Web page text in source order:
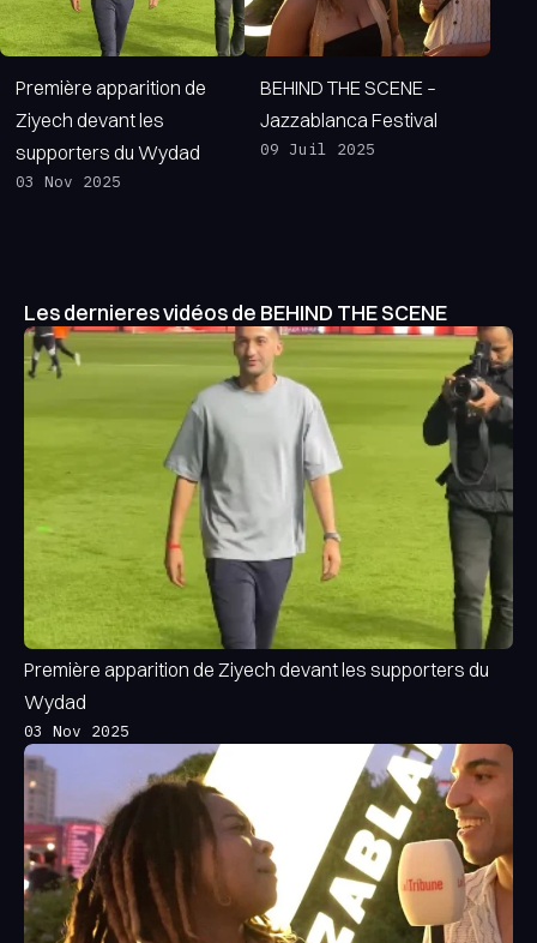
expérience collective.
Dans cet épisode, vivez les instants magiques et
cœur du festival, loin de la scène, mais au plus près de
Version complète sur YouTube.
Première apparition de
Ziyech devant les
supporters du Wydad
03 Nov 2025
BEHIND THE SCENE –
Jazzablanca Festival
09 Juil 2025
Les dernieres vidéos de BEHIND THE SCENE
Première apparition de Ziyech devant les supporters du
Wydad
03 Nov 2025